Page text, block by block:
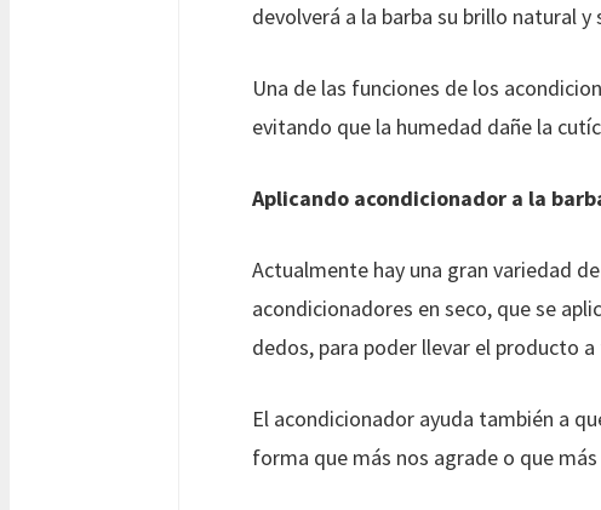
devolverá a la barba su brillo natural
Una de las funciones de los
evitando que la humedad dañe la
Aplicando acondicionador a la
Actualmente hay una gran variedad
acondicionadores en seco, que se
dedos, para poder llevar el producto
El acondicionador ayuda también a
forma que más nos agrade o que